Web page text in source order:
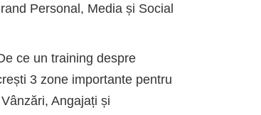
Personal, Media și Social
ce un training despre
3 zone importante pentru
Angajați și